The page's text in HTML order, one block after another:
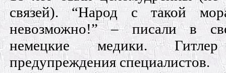
связей). “Народ с такой
невозможно!” – писали в
немецкие медики. Гитлер
предупреждения специалистов.